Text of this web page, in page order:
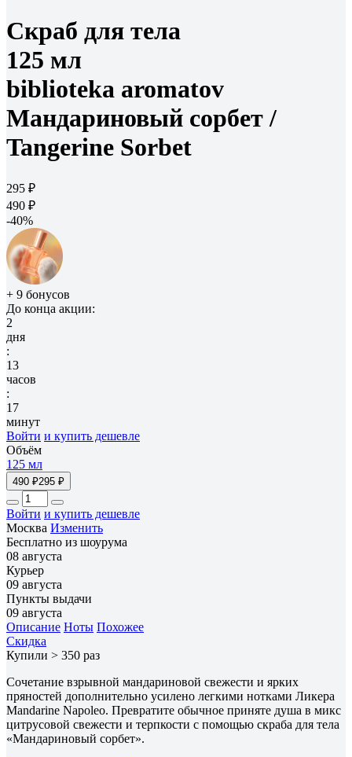
Скраб для тела
125 мл
biblioteka aromatov
Мандариновый сорбет /
Tangerine Sorbet
295 ₽
490 ₽
-40%
+ 9 бонусов
До конца акции:
2
дня
:
13
часов
:
17
минут
Войти и купить дешевле
Объём
125 мл
490 ₽295 ₽
Войти и купить дешевле
Москва Изменить
Бесплатно из шоурума
08 августа
Курьер
09 августа
Пункты выдачи
09 августа
Описание Ноты Похожее
Скидка
Купили > 350 раз
Сочетание взрывной мандариновой свежести и ярких
пряностей дополнительно усилено легкими нотками Ликера
Mandarine Napoleo. Превратите обычное приняте душа в микс
цитрусовой свежести и терпкости с помощью скраба для тела
«Мандариновый сорбет».